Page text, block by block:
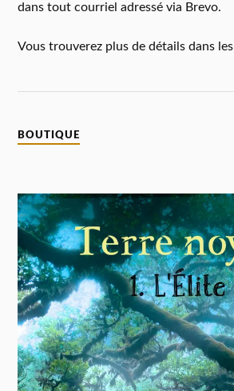
dans tout courriel adressé via Brevo.
Vous trouverez plus de détails dans les
BOUTIQUE